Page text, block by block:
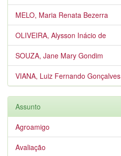
MELO, Maria Renata Bezerra
OLIVEIRA, Alysson Inácio de
SOUZA, Jane Mary Gondim
VIANA, Luiz Fernando Gonçalves
Assunto
Agroamigo
Avaliação